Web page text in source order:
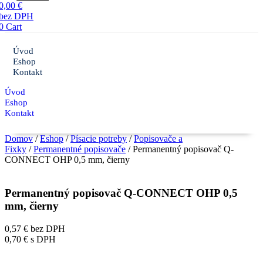
€
Cart
Úvod
Eshop
Kontakt
Úvod
Eshop
Kontakt
Domov/Eshop/Písacie potreby/Popisovače a
Fixky /Permanentné popisovače / Permanentný popisovač Q-
CONNECT OHP 0,5 mm, čierny
Permanentný popisovač Q-CONNECT OHP 0,5
mm, čierny
0,57 € bez DPH
0,70 € s DPH